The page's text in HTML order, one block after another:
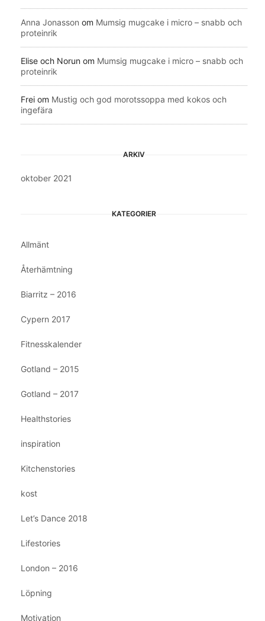
Anna Jonasson om Mumsig mugcake i micro – snabb och
proteinrik
Elise och Norun om Mumsig mugcake i micro – snabb och
proteinrik
Frei om Mustig och god morotssoppa med kokos och
ingefära
ARKIV
oktober 2021
KATEGORIER
Allmänt
Återhämtning
Biarritz – 2016
Cypern 2017
Fitnesskalender
Gotland – 2015
Gotland – 2017
Healthstories
inspiration
Kitchenstories
kost
Let’s Dance 2018
Lifestories
London – 2016
Löpning
Motivation